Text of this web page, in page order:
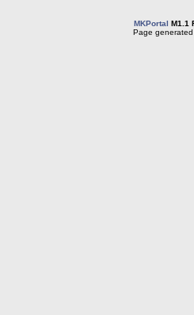
MKPortal M1.1
Page